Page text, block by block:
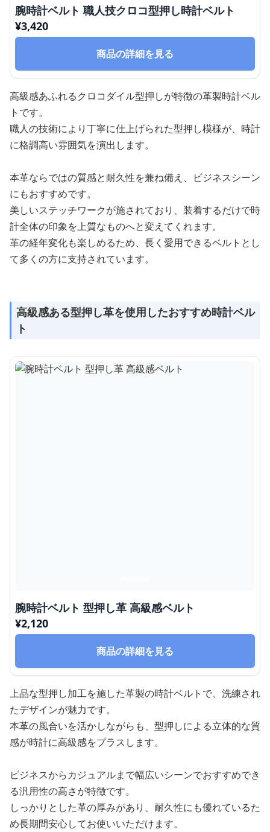
腕時計ベルト 職人技クロコ型押し時計ベルト
¥3,420
商品の詳細を見る
高級感あふれるクロコダイル型押しが特徴の革製時計ベル
トです。
職人の技術により丁寧に仕上げられた型押し模様が、時計
に格調高い雰囲気を演出します。
本革ならではの質感と耐久性を兼ね備え、ビジネスシーン
にもおすすめです。
美しいステッチワークが施されており、装着するだけで時
計全体の印象を上質なものへと変えてくれます。
革の経年変化も楽しめるため、長く愛用できるベルトとし
て多くの方に支持されています。
高級感ある型押し革を使用したおすすめ時計ベル
ト
腕時計ベルト 型押し革 高級感ベルト
¥2,120
商品の詳細を見る
上品な型押し加工を施した革製の時計ベルトで、洗練され
たデザインが魅力です。
本革の風合いを活かしながらも、型押しによる立体的な質
感が時計に高級感をプラスします。
ビジネスからカジュアルまで幅広いシーンでおすすめでき
る汎用性の高さが特徴です。
しっかりとした革の厚みがあり、耐久性にも優れているた
め長期間安心してお使いいただけます。